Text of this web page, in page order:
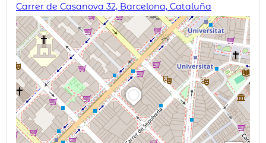
Carrer de Casanova 32, Barcelona, Cataluña